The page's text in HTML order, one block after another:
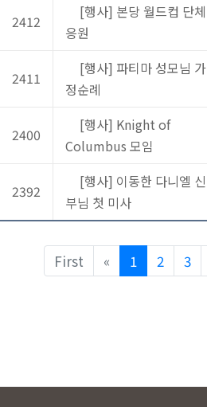
2412
[행사] 본당 월드컵 단체
응원
2411
[행사] 파티마 성모님 가
정순례
2400
[행사] Knight of
Columbus 모임
2392
[행사] 이동한 다니엘 신
부님 첫 미사
First « Previous
1 2 3